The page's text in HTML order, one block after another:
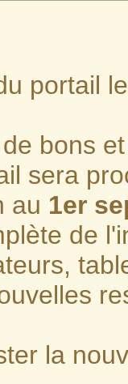
portail
bons
sera
au 1er
de
la